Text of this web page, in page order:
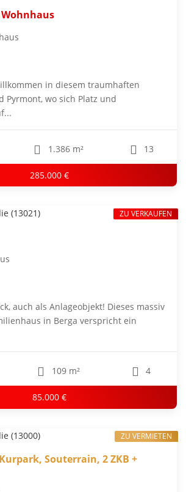
in diesem traumhaften
Pyrmont, wo sich Platz und
1.386 m² 13
285.000 €
auch als Anlageobjekt! Dieses massiv
in Berga verspricht ein
109 m² 4
85.000 €
ZU VERKAUFEN
Souterrain, 2 ZKB +
ZU VERMIETEN